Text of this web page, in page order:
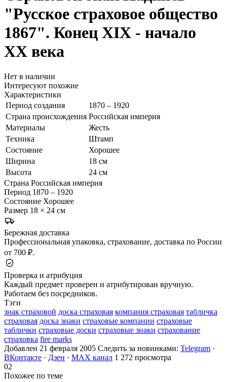
"Русское страховое общество
1867". Конец XIX - начало
ХХ века
Нет в наличии
Интересуют похожие
Характеристики
Период создания
1870 – 1920
Страна происхождения Российская империя
Материалы
Жесть
Техника
Штамп
Состояние
Хорошее
Ширина
18 см
Высота
24 см
Страна Российская империя
Период 1870 – 1920
Состояние Хорошее
Размер 18 × 24 см
Бережная доставка
Профессиональная упаковка, страхование, доставка по России
от 700 ₽.
Проверка и атрибуция
Каждый предмет проверен и атрибутирован вручную.
Работаем без посредников.
Тэги
знак страховой доска страховая компания страховая табличка
страховая доска знаки страховые компании страховые
таблички страховые доски страховые знаки страхование
страховка fire marks
Добавлен 21 февраля 2005 Следить за новинками: Telegram ·
ВКонтакте · Дзен · MAX канал 1 272 просмотра
02
Похожее по теме